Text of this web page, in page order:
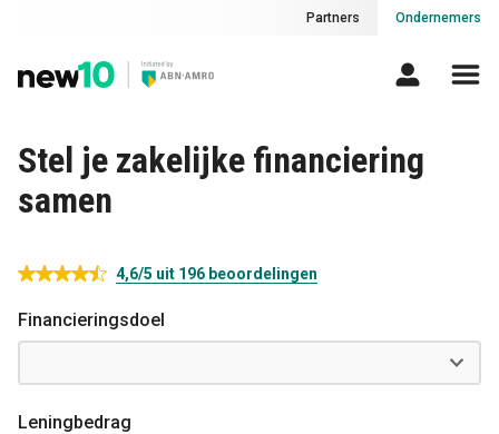
Partners Ondernemers
Stel je zakelijke financiering
samen
4,6/5 uit 196 beoordelingen
Financieringsdoel
Leningbedrag